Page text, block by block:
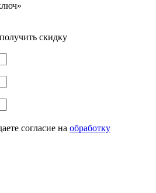
скидку
согласие на обработку